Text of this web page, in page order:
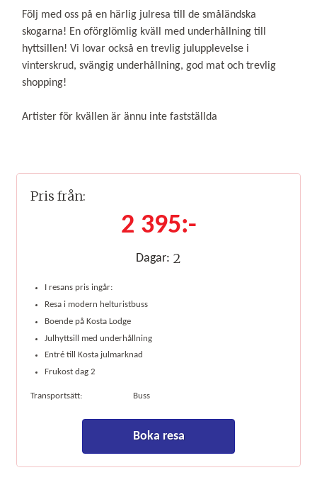
Följ med oss på en härlig julresa till de småländska
skogarna! En oförglömlig kväll med underhållning till
hyttsillen! Vi lovar också en trevlig julupplevelse i
vinterskrud, svängig underhållning, god mat och trevlig
shopping!
Artister för kvällen är ännu inte fastställda
Pris från:
2 395:-
Dagar: 2
I resans pris ingår:
Resa i modern helturistbuss
Boende på Kosta Lodge
Julhyttsill med underhållning
Entré till Kosta julmarknad
Frukost dag 2
Transportsätt: Buss
Boka resa